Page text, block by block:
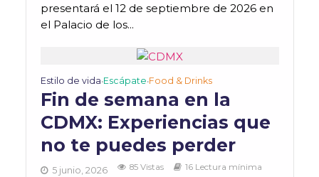
presentará el 12 de septiembre de 2026 en
el Palacio de los...
Estilo de vida•Escápate•Food & Drinks
Fin de semana en la
CDMX: Experiencias que
no te puedes perder
5 junio, 2026 85 Vistas 16 Lectura mínima